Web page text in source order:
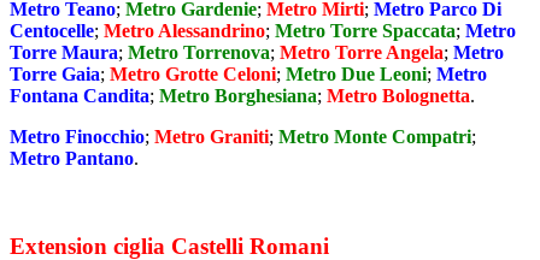
Metro Teano; Metro Gardenie; Metro Mirti; Metro Parco Di
Centocelle; Metro Alessandrino; Metro Torre Spaccata; Metro
Torre Maura; Metro Torrenova; Metro Torre Angela; Metro
Torre Gaia; Metro Grotte Celoni; Metro Due Leoni; Metro
Fontana Candita; Metro Borghesiana; Metro Bolognetta.
Metro Finocchio; Metro Graniti; Metro Monte Compatri;
Metro Pantano.
Extension ciglia Castelli Romani